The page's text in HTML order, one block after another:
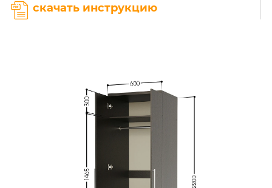
скачать инструкцию